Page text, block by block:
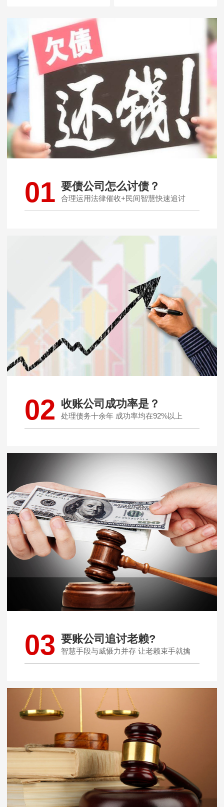
01 要债公司怎么讨债？
合理运用法律催收+民间智慧快速追讨
02 收账公司成功率是？
处理债务十余年 成功率均在92%以上
03 要账公司追讨老赖?
智慧手段与威慑力并存 让老赖束手就擒